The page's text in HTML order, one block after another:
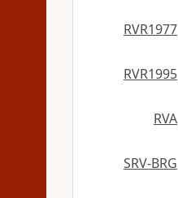
RVR1977
RVR1995
RVA
SRV-BRG